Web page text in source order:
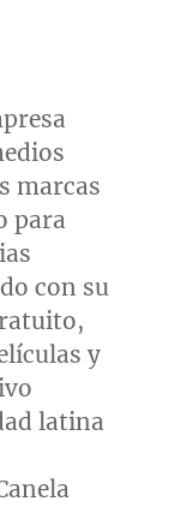
marcas
para
con su
y
latina